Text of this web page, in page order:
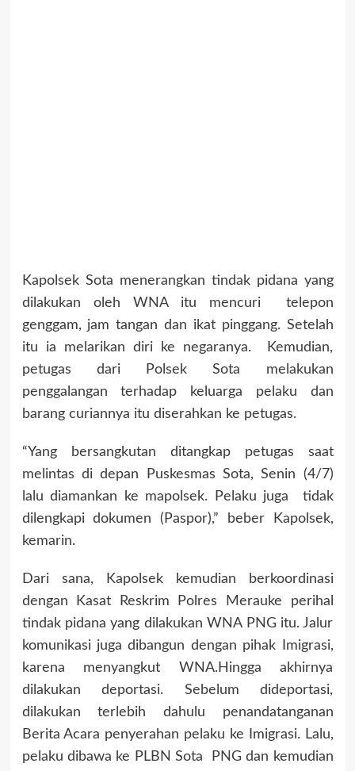
Kapolsek Sota menerangkan tindak pidana yang
dilakukan oleh WNA itu mencuri telepon
genggam, jam tangan dan ikat pinggang. Setelah
itu ia melarikan diri ke negaranya. Kemudian,
petugas dari Polsek Sota melakukan
penggalangan terhadap keluarga pelaku dan
barang curiannya itu diserahkan ke petugas.
“Yang bersangkutan ditangkap petugas saat
melintas di depan Puskesmas Sota, Senin (4/7)
lalu diamankan ke mapolsek. Pelaku juga tidak
dilengkapi dokumen (Paspor),” beber Kapolsek,
kemarin.
Dari sana, Kapolsek kemudian berkoordinasi
dengan Kasat Reskrim Polres Merauke perihal
tindak pidana yang dilakukan WNA PNG itu. Jalur
komunikasi juga dibangun dengan pihak Imigrasi,
karena menyangkut WNA.Hingga akhirnya
dilakukan deportasi. Sebelum dideportasi,
dilakukan terlebih dahulu penandatanganan
Berita Acara penyerahan pelaku ke Imigrasi. Lalu,
pelaku dibawa ke PLBN Sota PNG dan kemudian